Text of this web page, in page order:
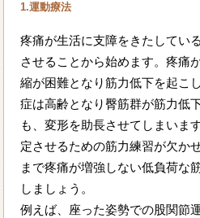
1.運動療法
疼痛が生活に支障をきたしてい
させることから始めます。疼痛
縮が困難となり筋力低下を起こ
症は高齢となり臀筋群が筋力低
も、変形を助長させてしまいま
定させるための筋力練習が欠か
まで疼痛が増強しない低負荷な
しましょう。
例えば、座った姿勢での股関節